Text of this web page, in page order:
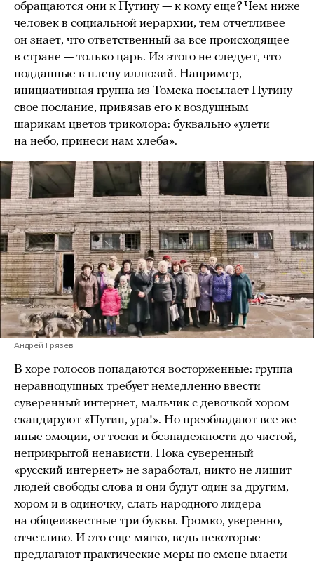
обращаются они к Путину — к кому еще? Чем ниже
человек в социальной иерархии, тем отчетливее
он знает, что ответственный за все происходящее
в стране — только царь. Из этого не следует, что
подданные в плену иллюзий. Например,
инициативная группа из Томска посылает Путину
свое послание, привязав его к воздушным
шарикам цветов триколора: буквально «улети
на небо, принеси нам хлеба».
Андрей Грязев
В хоре голосов попадаются восторженные: группа
неравнодушных требует немедленно ввести
суверенный интернет, мальчик с девочкой хором
скандируют «Путин, ура!». Но преобладают все же
иные эмоции, от тоски и безнадежности до чистой,
неприкрытой ненависти. Пока суверенный
«русский интернет» не заработал, никто не лишит
людей свободы слова и они будут один за другим,
хором и в одиночку, слать народного лидера
на общеизвестные три буквы. Громко, уверенно,
отчетливо. И это еще мягко, ведь некоторые
предлагают практические меры по смене власти